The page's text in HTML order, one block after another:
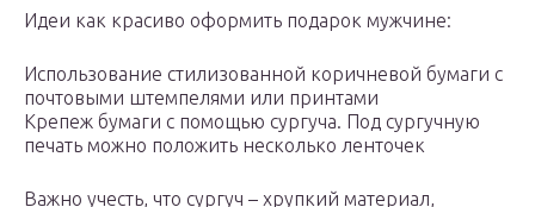
Идеи как красиво оформить подарок мужчине:
Использование стилизованной коричневой бумаги с
почтовыми штемпелями или принтами
Крепеж бумаги с помощью сургуча. Под сургучную
печать можно положить несколько ленточек
Важно учесть, что сургуч – хрупкий материал,